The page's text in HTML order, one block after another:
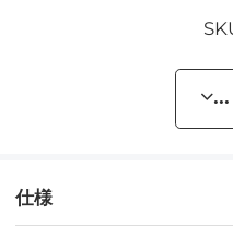
仕様